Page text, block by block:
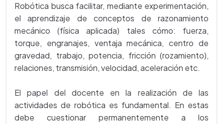
Robótica busca facilitar, mediante experimentación,
el aprendizaje de conceptos de razonamiento
mecánico (física aplicada) tales cómo: fuerza,
torque, engranajes, ventaja mecánica, centro de
gravedad, trabajo, potencia, fricción (rozamiento),
relaciones, transmisión, velocidad, aceleración etc.
El papel del docente en la realización de las
actividades de robótica es fundamental. En estas
debe cuestionar permanentemente a los